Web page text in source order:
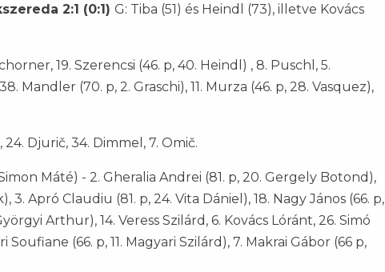
2:1 (0:1) G: Tiba (51) és Heindl (73), illetve Kovács
19. Szerencsi (46. p, 40. Heindl) , 8. Puschl, 5.
Mandler (70. p, 2. Graschi), 11. Murza (46. p, 28. Vasquez),
24. Djurič, 34. Dimmel, 7. Omič.
Máté) - 2. Gheralia Andrei (81. p, 20. Gergely Botond),
3. Apró Claudiu (81. p, 24. Vita Dániel), 18. Nagy János (66. p,
Arthur), 14. Veress Szilárd, 6. Kovács Lóránt, 26. Simó
(66. p, 11. Magyari Szilárd), 7. Makrai Gábor (66 p,